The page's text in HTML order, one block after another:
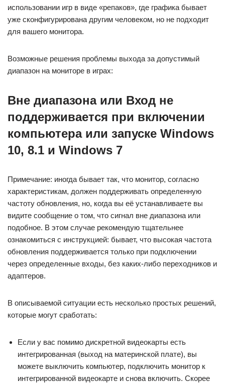
использовании игр в виде «репаков», где графика бывает
уже сконфигурирована другим человеком, но не подходит
для вашего монитора.
Возможные решения проблемы выхода за допустимый
диапазон на мониторе в играх:
Вне диапазона или Вход не
поддерживается при включении
компьютера или запуске Windows
10, 8.1 и Windows 7
Примечание: иногда бывает так, что монитор, согласно
характеристикам, должен поддерживать определенную
частоту обновления, но, когда вы её устанавливаете вы
видите сообщение о том, что сигнал вне диапазона или
подобное. В этом случае рекомендую тщательнее
ознакомиться с инструкцией: бывает, что высокая частота
обновления поддерживается только при подключении
через определенные входы, без каких-либо переходников и
адаптеров.
В описываемой ситуации есть несколько простых решений,
которые могут сработать:
Если у вас помимо дискретной видеокарты есть
интегрированная (выход на материнской плате), вы
можете выключить компьютер, подключить монитор к
интегрированной видеокарте и снова включить. Скорее